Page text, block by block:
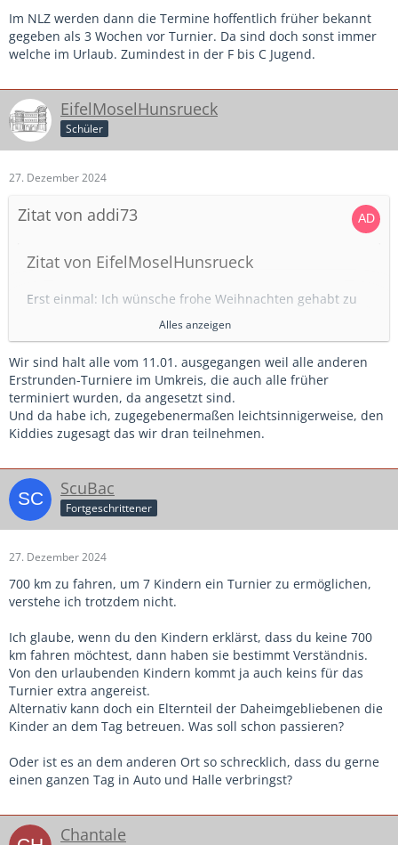
Naja 4×10 Minuten kann eigentlich jeder spielen 2./4./6./8.
Spiel hat man ja jedes mal 1 Spiel zum verschnaufen.
Bei uns wird Quali in den Sommerferien gespielt selbst wir
Im NLZ werden dann die Termine hoffentlich früher bekannt
gegeben als 3 Wochen vor Turnier. Da sind doch sonst immer
welche im Urlaub. Zumindest in der F bis C Jugend.
EifelMoselHunsrueck
Schüler
27. Dezember 2024
Zitat von addi73
Zitat von EifelMoselHunsrueck
Erst einmal: Ich wünsche frohe Weihnachten gehabt zu
Mein Frust: Die Hallenkreismeisterschaft.
Die erste Runde wurde am 16.12.24 terminiert, auf den
04.01.25. Mitten in den Ferien, die gehen in RLP bis
einschließlich 08.01.
Ich habe jetzt, mit Ach und Krach, 7 Zusagen von
Spielern. Von meinen 5 technisch stärksten Spielern ist
Mein Co weilt in Österreich im Urlaub.
Ich selber werde meinen Urlaub unterbrechen, morgens
350km zum Turnier fahren und nachmittags 350km
zurück.
Schulferien zu legen.
Alle um uns herum spielen am 11.01.
Alles anzeigen
Also ..erstmal Daumen hoch für dein Engagement....aber
700 km für ein Turnier.... Ich hab auch für meinen Verein
einen Nagel im Kopf...aber soooi....nein
Alles anzeigen
Wir sind halt alle vom 11.01. ausgegangen weil alle anderen
Erstrunden-Turniere im Umkreis, die auch alle früher
terminiert wurden, da angesetzt sind.
Und da habe ich, zugegebenermaßen leichtsinnigerweise, den
Kiddies zugesagt das wir dran teilnehmen.
ScuBac
Fortgeschrittener
27. Dezember 2024
700 km zu fahren, um 7 Kindern ein Turnier zu ermöglichen,
verstehe ich trotzdem nicht.
Ich glaube, wenn du den Kindern erklärst, dass du keine 700
km fahren möchtest, dann haben sie bestimmt Verständnis.
Von den urlaubenden Kindern kommt ja auch keins für das
Turnier extra angereist.
Alternativ kann doch ein Elternteil der Daheimgebliebenen die
Kinder an dem Tag betreuen. Was soll schon passieren?
Oder ist es an dem anderen Ort so schrecklich, dass du gerne
einen ganzen Tag in Auto und Halle verbringst?
Chantale